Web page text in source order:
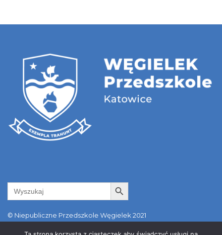
Search
for:
Search Button
© Niepubliczne Przedszkole Węgielek 2021